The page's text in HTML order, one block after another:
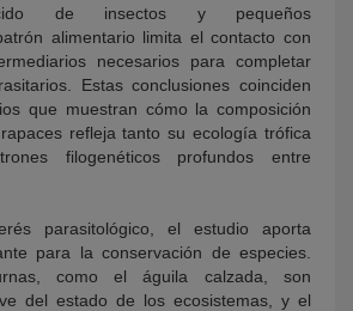
de insectos y pequeños
alimentario limita el contacto con
necesarios para completar
Estas conclusiones coinciden
que muestran cómo la composición
refleja tanto su ecología trófica
filogenéticos profundos entre
parasitológico, el estudio aporta
para la conservación de especies.
como el águila calzada, son
del estado de los ecosistemas, y el